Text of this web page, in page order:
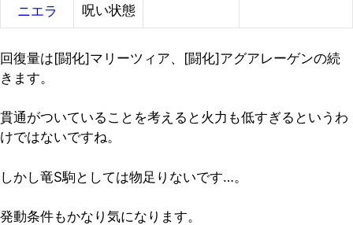
ニエラ
呪い状態
回復量は[闘化]マリーツィア、[闘化]アグアレーゲンの続
きます。
貫通がついていることを考えると火力も低すぎるというわ
けではないですね。
しかし竜S駒としては物足りないです…。
発動条件もかなり気になります。